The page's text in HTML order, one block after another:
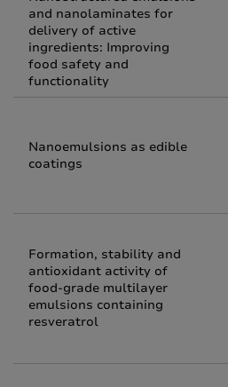
and nanolaminates for
delivery of active
ingredients: Improving
food safety and
functionality
Nanoemulsions as edible
coatings
Formation, stability and
antioxidant activity of
food-grade multilayer
emulsions containing
resveratrol